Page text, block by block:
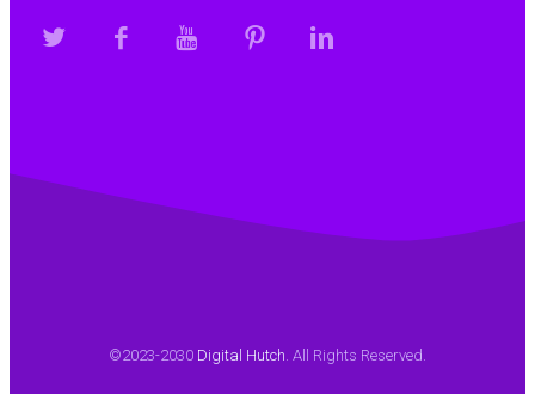
Continue reading
©2023-2030 Digital Hutch . All Rights Reserved.